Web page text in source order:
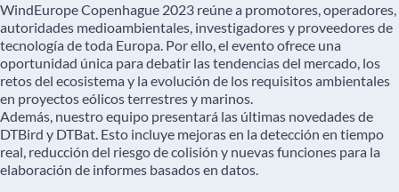
WindEurope Copenhague 2023 reúne a promotores, operadores,
autoridades medioambientales, investigadores y proveedores de
tecnología de toda Europa. Por ello, el evento ofrece una
oportunidad única para debatir las tendencias del mercado, los
retos del ecosistema y la evolución de los requisitos ambientales
en proyectos eólicos terrestres y marinos.
Además, nuestro equipo presentará las últimas novedades de
DTBird y DTBat. Esto incluye mejoras en la detección en tiempo
real, reducción del riesgo de colisión y nuevas funciones para la
elaboración de informes basados en datos.